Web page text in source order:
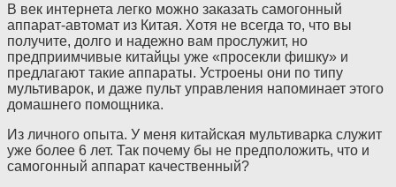
В век интернета легко можно заказать самогонный
аппарат-автомат из Китая. Хотя не всегда то, что вы
получите, долго и надежно вам прослужит, но
предприимчивые китайцы уже «просекли фишку» и
предлагают такие аппараты. Устроены они по типу
мультиварок, и даже пульт управления напоминает этого
домашнего помощника.
Из личного опыта. У меня китайская мультиварка служит
уже более 6 лет. Так почему бы не предположить, что и
самогонный аппарат качественный?